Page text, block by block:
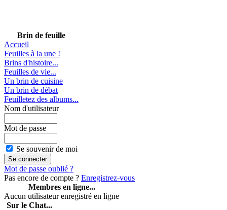
Brin de feuille
Accueil
Feuilles à la une !
Brins d'histoire...
Feuilles de vie...
Un brin de cuisine
Un brin de débat
Feuilletez des albums...
Nom d'utilisateur
Mot de passe
Se souvenir de moi
Mot de passe oublié ?
Pas encore de compte ? Enregistrez-vous
Membres en ligne...
Aucun utilisateur enregistré en ligne
Sur le Chat...